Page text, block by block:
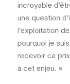
incroyable
une question
l’exploitation
pourquoi je
recevoir ce
à cet enjeu. »